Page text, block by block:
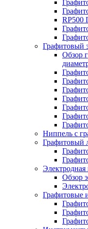
RP500
Графитовый
Обзор
Ниппель с
Графитовый
Электродная
Обзор
Графитовые